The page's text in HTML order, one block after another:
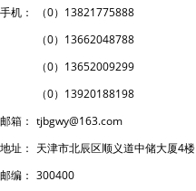
手机：
（0）13821775888
（0） 13662048788
（0） 13652009299
（0） 13920188198
邮箱： tjbgwy@163.com
地址： 天津市北辰区顺义道中储大厦4楼
邮编： 300400